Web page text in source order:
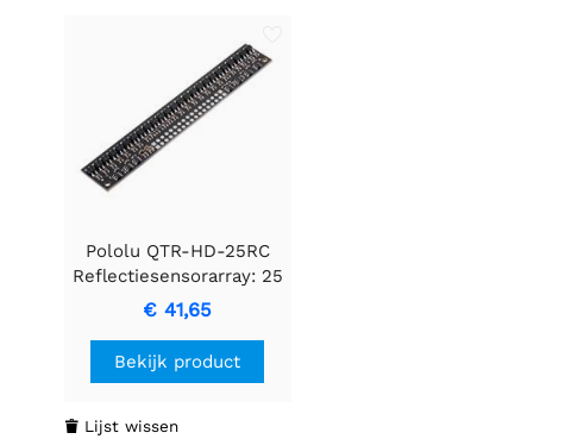
Pololu QTR-HD-25RC
Reflectiesensorarray: 25
kanalen, 4 mm pitch,
RC- output
€ 41,65
Bekijk product
 Lijst wissen